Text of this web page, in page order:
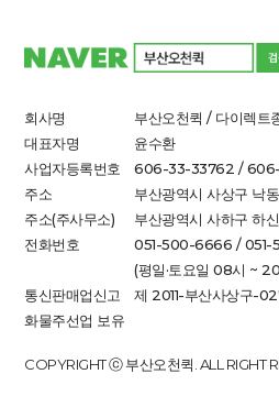
회사명
부산오천퀵 / 다이렉트
대표자명
윤수환
사업자등록번호
606-33-33762 /
주소
부산광역시 사상구 낙
주소(주사무소)
부산광역시 사하구 하
전화번호
051-500-6666 /
(평일·토요일 08시 ~
통신판매업신고
제 2011-부산사상구-
화물주선업 보유
COPYRIGHT ⓒ 부산오천퀵. ALL RIGHT